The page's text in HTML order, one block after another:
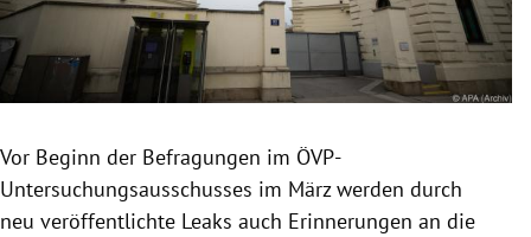
Untermenü
Untermenü
Untermenü
Vor Beginn der Befragungen im ÖVP-
Untersuchungsausschusses im März werden durch
neu veröffentlichte Leaks auch Erinnerungen an die